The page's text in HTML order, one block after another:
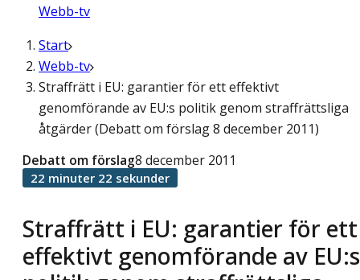
Webb-tv
Start
Webb-tv
Straffrätt i EU: garantier för ett effektivt
genomförande av EU:s politik genom straffrättsliga
åtgärder (Debatt om förslag 8 december 2011)
Straffrätt i EU: garantier för ett
effektivt genomförande av EU:s
Debatt om förslag8 december 2011
22 minuter 22 sekunder